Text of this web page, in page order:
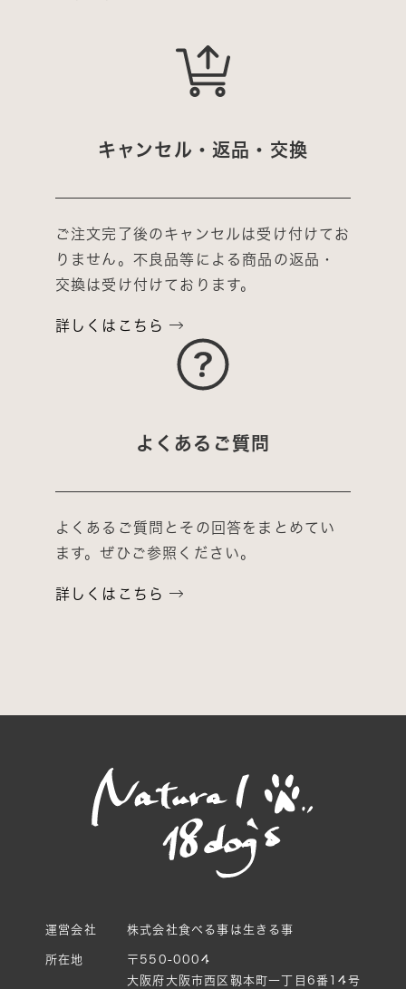
キャンセル・返品・交換
ご注文完了後のキャンセルは受け付けてお
りません。不良品等による商品の返品・
交換は受け付けております。
詳しくはこちら
よくあるご質問
よくあるご質問とその回答をまとめてい
ます。ぜひご参照ください。
詳しくはこちら
運営会社 株式会社食べる事は生きる事
所在地
〒550-0004
大阪府大阪市西区靱本町一丁目6番14号